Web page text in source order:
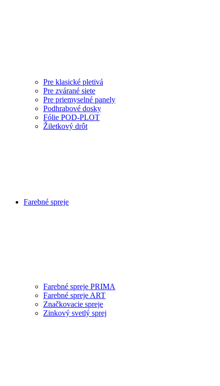
Pre klasické pletivá
Pre zvárané siete
Pre priemyselné panely
Podhrabové dosky
Fólie POD-PLOT
Žiletkový drôt
Farebné spreje
Farebné spreje PRIMA
Farebné spreje ART
Značkovacie spreje
Zinkový svetlý sprej